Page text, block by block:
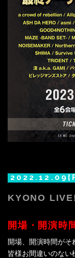
KYONO
開場・開演時
開場、開演時間がそ
皆様お間違いのない